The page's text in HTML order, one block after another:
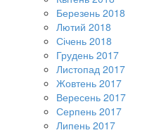
Березень 2018
Лютий 2018
Січень 2018
Грудень 2017
Листопад 2017
Жовтень 2017
Вересень 2017
Серпень 2017
Липень 2017